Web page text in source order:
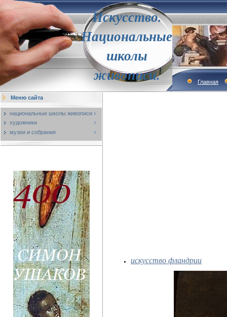
Искусство.
Национальные
школы
живописи.
Главная
Меню сайта
национальные школы живописи
художники
музеи и собрания
искусство фландрии